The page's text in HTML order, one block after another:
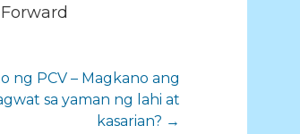
Forward
ng PCV – Magkano ang
sa yaman ng lahi at
kasarian? →